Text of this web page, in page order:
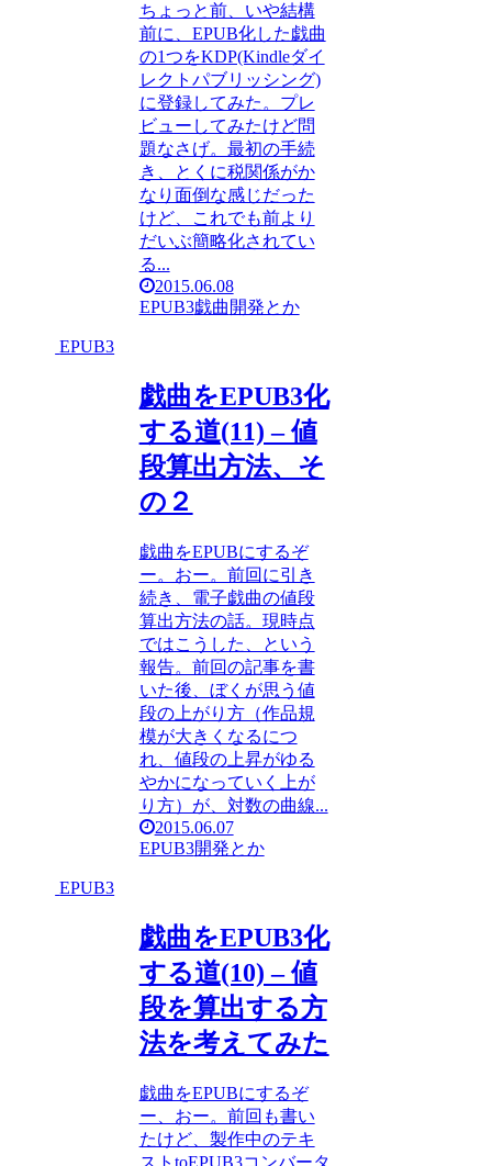
ちょっと前、いや結構
前に、EPUB化した戯曲
の1つをKDP(Kindleダイ
レクトパブリッシング)
に登録してみた。プレ
ビューしてみたけど問
題なさげ。最初の手続
き、とくに税関係がか
なり面倒な感じだった
けど、これでも前より
だいぶ簡略化されてい
る...
2015.06.08
EPUB3戯曲 開発とか
EPUB3
戯曲をEPUB3化
する道(11) – 値
段算出方法、そ
の２
戯曲をEPUBにするぞ
ー。おー。前回に引き
続き、電子戯曲の値段
算出方法の話。現時点
ではこうした、という
報告。前回の記事を書
いた後、ぼくが思う値
段の上がり方（作品規
模が大きくなるにつ
れ、値段の上昇がゆる
やかになっていく上が
り方）が、対数の曲線...
2015.06.07
EPUB3開発とか
EPUB3
戯曲をEPUB3化
する道(10) – 値
段を算出する方
法を考えてみた
戯曲をEPUBにするぞ
ー、おー。前回も書い
たけど、製作中のテキ
ストtoEPUB3コンバータ